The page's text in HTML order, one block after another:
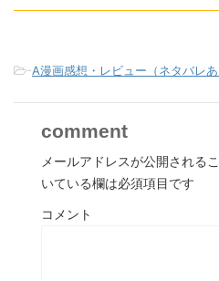
-A漫画感想・レビュー（ネタバレあ
comment
メールアドレスが公開される
いている欄は必須項目です
コメント